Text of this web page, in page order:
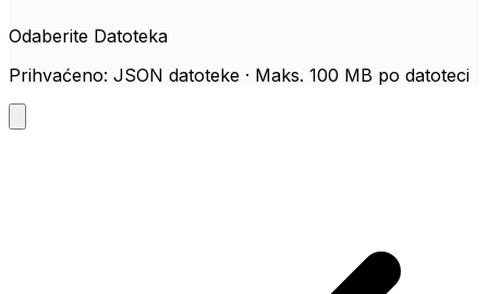
Odaberite Datoteka
Prihvaćeno: JSON datoteke · Maks. 100 MB po datoteci